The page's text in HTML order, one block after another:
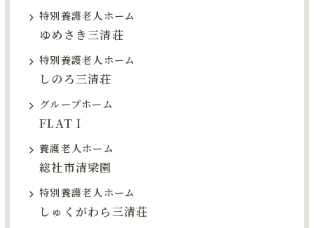
特別養護老人ホーム
ゆめさき三清荘
特別養護老人ホーム
しのろ三清荘
グループホーム
FLAT I
養護老人ホーム
総社市清梁園
特別養護老人ホーム
しゅくがわら三清荘